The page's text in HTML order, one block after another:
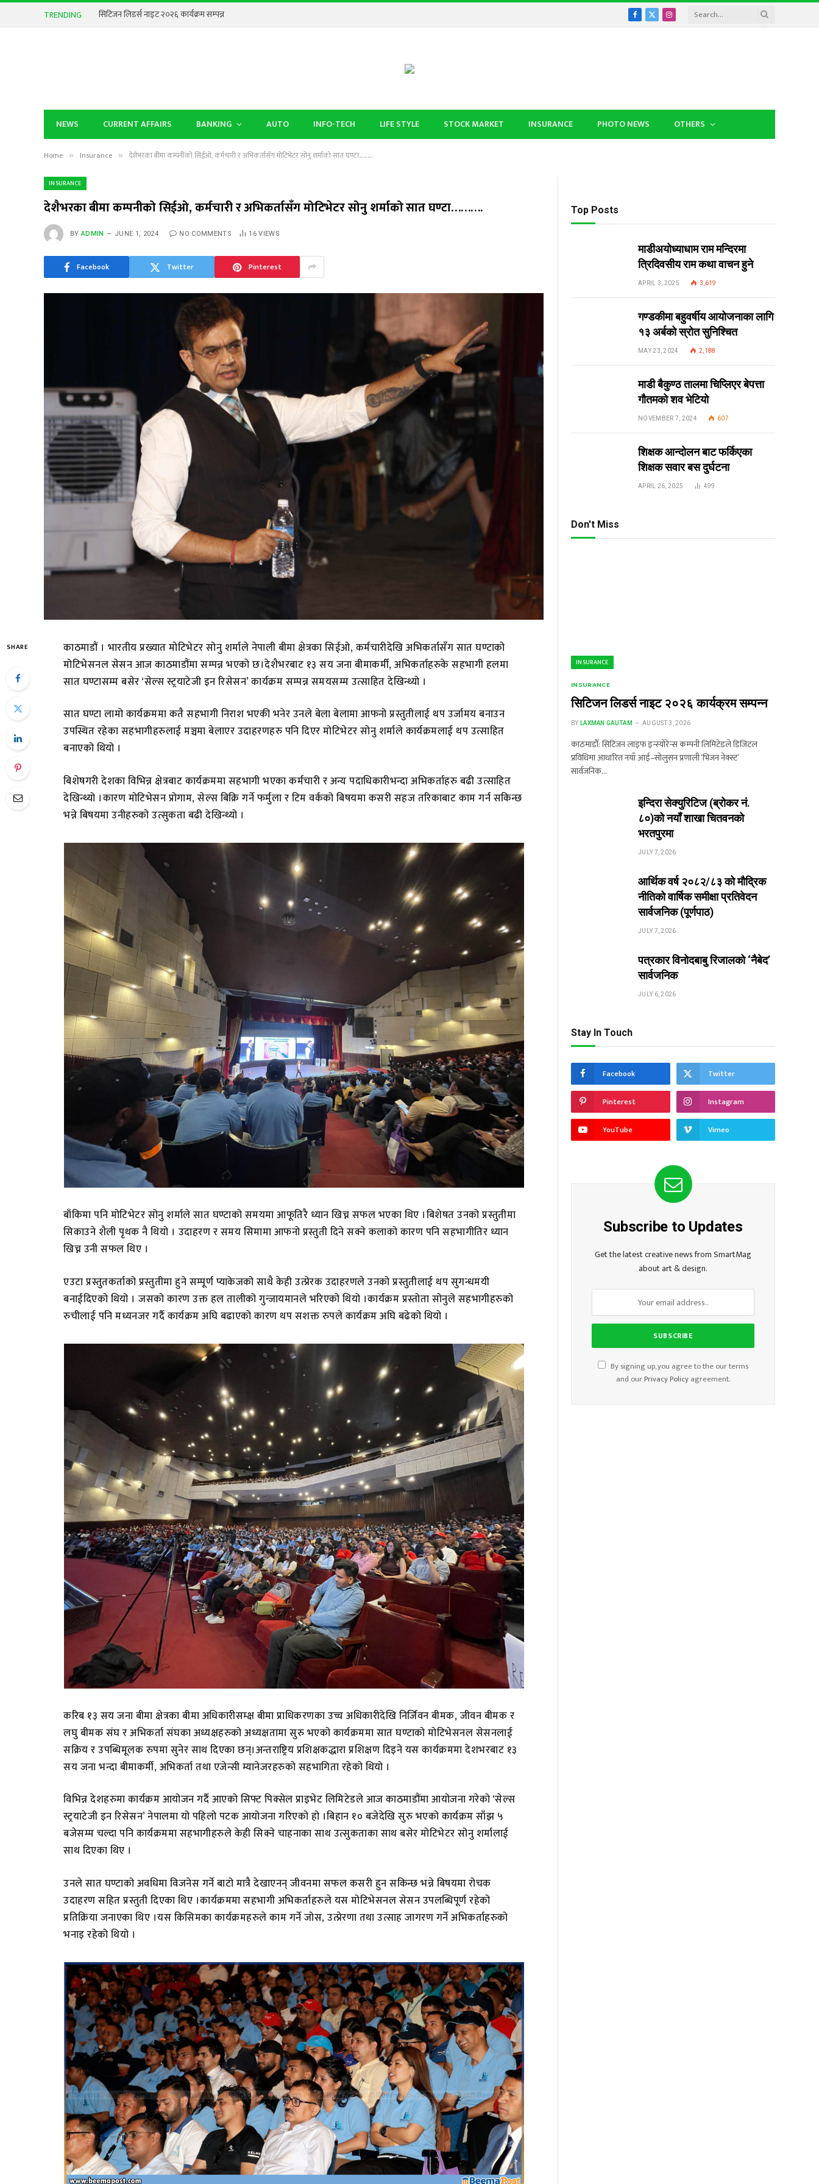
TRENDING सिटिजन लिडर्स नाइट २०२६ कार्यक्रम सम्पन्न Facebook
X
Instagram
NEWS CURRENT AFFAIRS BANKING AUTO INFO-TECH LIFE STYLE STOCK MARKET INSURANCE PHOTO NEWS OTHERS
Home » Insurance » देशैभरका बीमा कम्पनीको सिईओ, कर्मचारी र अभिकर्तासँग मोटिभेटर सोनु शर्माको सात घण्टा……….
INSURANCE
देशैभरका बीमा कम्पनीको सिईओ, कर्मचारी र अभिकर्तासँग मोटिभेटर सोनु शर्माको सात घण्टा……….
BY ADMIN JUNE 1, 2024 NO COMMENTS 16VIEWS
Facebook Twitter Pinterest
SHARE
काठमाडौं । भारतीय प्रख्यात मोटिभेटर सोनु शर्माले नेपाली बीमा क्षेत्रका सिईओ, कर्मचारीदेखि अभिकर्तासँग सात घण्टाको
मोटिभेसनल सेसन आज काठमाडौंमा सम्पन्न भएको छ।देशैभरबाट १३ सय जना बीमाकर्मी, अभिकर्ताहरुके सहभागी हलमा
सात घण्टासम्म बसेर ‘सेल्स स्ट्रयाटेजी इन रिसेसन’ कार्यक्रम सम्पन्न समयसम्म उत्साहित देखिन्थ्यो ।
सात घण्टा लामो कार्यक्रममा कतै सहभागी निराश भएकी भनेर उनले बेला बेलामा आफनो प्रस्तुतीलाई थप उर्जामय बनाउन
उपस्थित रहेका सहभागीहरुलाई मञ्चमा बेलाएर उदाहरणहरु पनि दिएर मोटिभेटर सोनु शर्माले कार्यक्रमलाई थप उत्साहित
बनाएको थियो ।
बिशेषगरी देशका विभिन्न क्षेत्रबाट कार्यक्रममा सहभागी भएका कर्मचारी र अन्य पदाधिकारीभन्दा अभिकर्ताहरु बढी उत्साहित
देखिन्थ्यो ।कारण मोटिभेसन प्रोगाम, सेल्स बिक्रि गर्ने फर्मुला र टिम वर्कको बिषयमा कसरी सहज तरिकाबाट काम गर्न सकिन्छ
भन्ने बिषयमा उनीहरुको उत्सुकता बढी देखिन्थ्यो ।
बाँकिमा पनि मोटिभेटर सोनु शर्माले सात घण्टाको समयमा आफूतिरै ध्यान खिच्न सफल भएका थिए ।बिशेषत उनको प्रस्तुतीमा
सिकाउने शैली पृथक नै थियो । उदाहरण र समय सिमामा आफनो प्रस्तुती दिने सक्ने कलाको कारण पनि सहभागीतिर ध्यान
खिच्न उनी सफल थिए ।
एउटा प्रस्तुतकर्ताको प्रस्तुतीमा हुने सम्पूर्ण प्याकेजको साथै केही उत्प्रेरक उदाहरणले उनको प्रस्तुतीलाई थप सुगन्धमयी
बनाईदिएको थियो । जसको कारण उक्त हल तालीको गुन्जायमानले भरिएको थियो ।कार्यक्रम प्रस्तोता सोनुले सहभागीहरुको
रुचीलाई पनि मध्यनजर गर्दै कार्यक्रम अघि बढाएको कारण थप सशक्त रुपले कार्यक्रम अघि बढेको थियो ।
करिब १३ सय जना बीमा क्षेत्रका बीमा अधिकारीसम्क्ष बीमा प्राधिकरणका उच्च अधिकारीदेखि निर्जिवन बीमक, जीवन बीमक र
लघु बीमक संघ र अभिकर्ता संघका अध्यक्षहरुको अध्यक्षतामा सुरु भएको कार्यक्रममा सात घण्टाको मोटिभेसनल सेसनलाई
सक्रिय र उपब्धिमूलक रुपमा सुनेर साथ दिएका छन्।अन्तराष्ट्रिय प्रशिक्षकद्धारा प्रशिक्षण दिइने यस कार्यक्रममा देशभरबाट १३
सय जना भन्दा बीमाकर्मी, अभिकर्ता तथा एजेन्सी म्यानेजरहरुको सहभागिता रहेको थियो ।
विभिन्न देशहरुमा कार्यक्रम आयोजन गर्दै आएको सिफ्ट पिक्सेल प्राइभेट लिमिटेडले आज काठमाडौंमा आयोजना गरेको ‘सेल्स
स्ट्रयाटेजी इन रिसेसन’ नेपालमा यो पहिलो पटक आयोजना गरिएको हो ।बिहान १० बजेदेखि सुरु भएको कार्यक्रम साँझ ५
बजेसम्म चल्दा पनि कार्यक्रममा सहभागीहरुले केही सिक्ने चाहनाका साथ उत्सुकताका साथ बसेर मोटिभेटर सोनु शर्मालाई
साथ दिएका थिए ।
उनले सात घण्टाको अवधिमा विजनेस गर्ने बाटो मात्रै देखाएनन् जीवनमा सफल कसरी हुन सकिन्छ भन्ने बिषयमा रोचक
उदाहरण सहित प्रस्तुती दिएका थिए ।कार्यक्रममा सहभागी अभिकर्ताहरुले यस मोटिभेसनल सेसन उपलब्धिपूर्ण रहेको
प्रतिक्रिया जनाएका थिए ।यस किसिमका कार्यक्रमहरुले काम गर्ने जोस, उत्प्रेरणा तथा उत्साह जागरण गर्ने अभिकर्ताहरुको
भनाइ रहेको थियो ।
Top Posts
माडीअयोध्याधाम राम मन्दिरमा
त्रिदिवसीय राम कथा वाचन हुने
APRIL 3, 2025 3,619
गण्डकीमा बहुवर्षीय आयोजनाका लागि
१३ अर्बको स्रोत सुनिश्चित
MAY 23, 2024 2,188
माडी बैकुण्ठ तालमा चिप्लिएर बेपत्ता
गौतमको शव भेटियो
NOVEMBER 7, 2024 607
शिक्षक आन्दोलन बाट फर्किएका
शिक्षक सवार बस दुर्घटना
APRIL 26, 2025 499
Don't Miss
INSURANCE
INSURANCE
सिटिजन लिडर्स नाइट २०२६ कार्यक्रम सम्पन्न
BY LAXMAN GAUTAM AUGUST 3, 2026
काठमाडौँ: सिटिजन लाइफ इन्स्योरेन्स कम्पनी लिमिटेडले डिजिटल
प्रविधिमा आधारित नयाँ आई–सोलुसन प्रणाली ‘भिजन नेक्स्ट’
सार्वजनिक…
इन्दिरा सेक्युरिटिज (ब्रोकर नं.
८०)को नयाँ शाखा चितवनको
भरतपुरमा
JULY 7, 2026
आर्थिक वर्ष २०८२/८३ को मौद्रिक
नीतिको वार्षिक समीक्षा प्रतिवेदन
सार्वजनिक (पूर्णपाठ)
JULY 7, 2026
पत्रकार विनोदबाबु रिजालको ‘नैबेद’
सार्वजनिक
JULY 6, 2026
Stay In Touch
Facebook Twitter
Pinterest Instagram
YouTube Vimeo
Subscribe to Updates
Get the latest creative news from SmartMag
about art & design.
By signing up, you agree to the our terms
and ourPrivacy Policyagreement.